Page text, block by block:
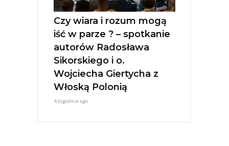
Czy wiara i rozum mogą
iść w parze ? – spotkanie
autorów Radosława
Sikorskiego i o.
Wojciecha Giertycha z
Włoską Polonią
4 tygodnie ago